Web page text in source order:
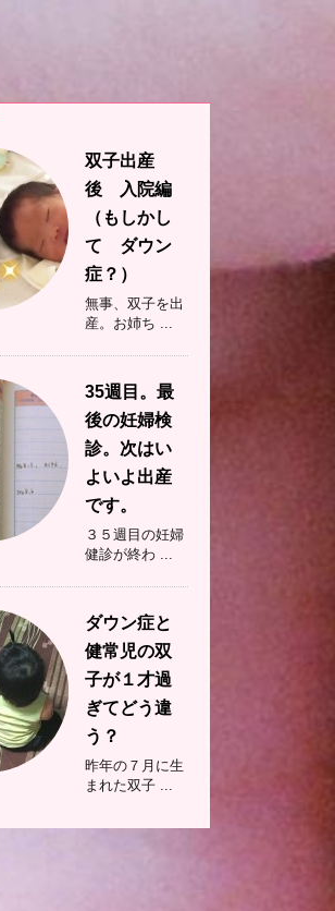
双子出産
後 入院編
（もしかし
て ダウン
症？）
無事、双子を出
産。お姉ち ...
35週目。最
後の妊婦検
診。次はい
よいよ出産
です。
３５週目の妊婦
健診が終わ ...
ダウン症と
健常児の双
子が１才過
ぎてどう違
う？
昨年の７月に生
まれた双子 ...